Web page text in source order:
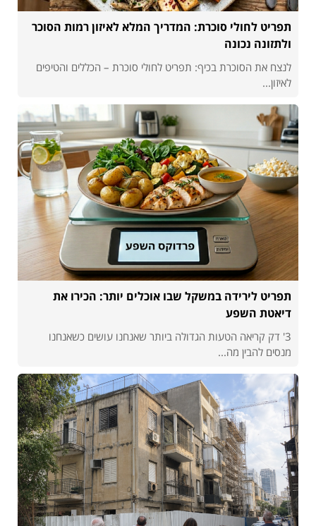
תפריט לחולי סוכרת: המדריך המלא לאיזון רמות הסוכר
ולתזונה נכונה
לנצח את הסוכרת בכיף: תפריט לחולי סוכרת – הכללים והטיפים
לאיזון...
תפריט לירידה במשקל שבו אוכלים יותר: הכירו את
דיאטת השפע
3' דק קריאה הטעות הגדולה ביותר שאנחנו עושים כשאנחנו
מנסים להבין מה...